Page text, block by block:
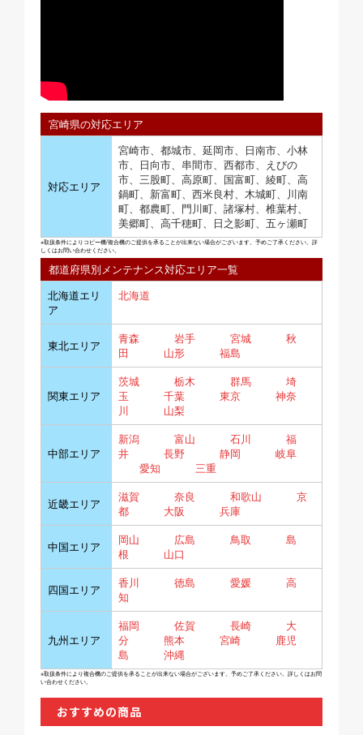
宮崎県の対応エリア
対応エリア
宮崎市、都城市、延岡市、日南市、小林
市、日向市、串間市、西都市、えびの
市、三股町、高原町、国富町、綾町、高
鍋町、新富町、西米良村、木城町、川南
町、都農町、門川町、諸塚村、椎葉村、
美郷町、高千穂町、日之影町、五ヶ瀬町
※取扱条件によりコピー機/複合機のご提供を承ることが出来ない場合がございます。予めご了承ください。詳
しくはお問い合わせください。
都道府県別メンテナンス対応エリア一覧
北海道エリ
ア
北海道
東北エリア 青森 岩手 宮城
秋
田
山形 福島
関東エリア
茨城 栃木 群馬
埼
玉
千葉 東京
神奈
川
山梨
中部エリア
新潟 富山 石川
福
井
長野 静岡
岐阜
愛知
三重
近畿エリア 滋賀 奈良 和歌山
京
都
大阪 兵庫
中国エリア 岡山 広島 鳥取
島
根
山口
四国エリア 香川 徳島 愛媛
高
知
九州エリア
福岡 佐賀 長崎
大
分
熊本 宮崎
鹿児
島
沖縄
※取扱条件により複合機のご提供を承ることが出来ない場合がございます。予めご了承ください。詳しくはお問
い合わせください。
おすすめの商品